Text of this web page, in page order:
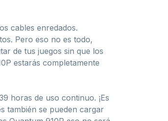
cables enredados.
Pero eso no es todo,
de tus juegos sin que los
estarás completamente
horas de uso continuo. ¡Es
también se pueden cargar